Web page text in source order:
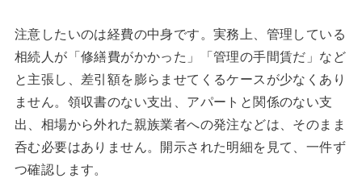
注意したいのは経費の中身です。実務上、管理している
相続人が「修繕費がかかった」「管理の手間賃だ」など
と主張し、差引額を膨らませてくるケースが少なくあり
ません。領収書のない支出、アパートと関係のない支
出、相場から外れた親族業者への発注などは、そのまま
呑む必要はありません。開示された明細を見て、一件ず
つ確認します。